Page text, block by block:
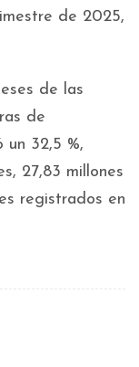
de 2025,
de las
de
un 32,5 %,
27,83 millones
registrados en